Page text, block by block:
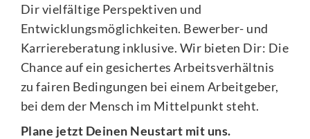
Dir vielfältige Perspektiven und
Entwicklungsmöglichkeiten. Bewerber- und
Karriereberatung inklusive. Wir bieten Dir: Die
Chance auf ein gesichertes Arbeitsverhältnis
zu fairen Bedingungen bei einem Arbeitgeber,
bei dem der Mensch im Mittelpunkt steht.
Plane jetzt Deinen Neustart mit uns.